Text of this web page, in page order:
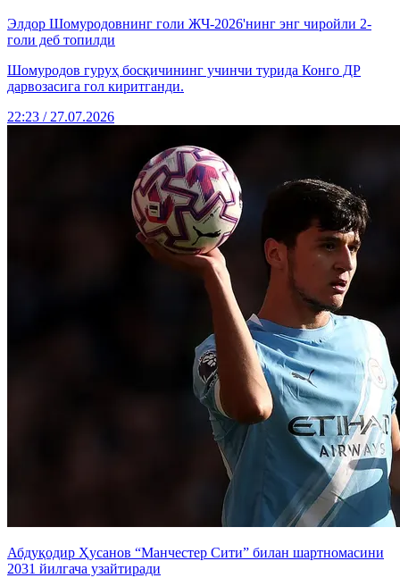
Элдор Шомуродовнинг голи ЖЧ-2026'нинг энг чиройли 2-
голи деб топилди
Шомуродов гуруҳ босқичининг учинчи турида Конго ДР
дарвозасига гол киритганди.
22:23 / 27.07.2026
Абдуқодир Ҳусанов “Манчестер Сити” билан шартномасини
2031 йилгача узайтиради